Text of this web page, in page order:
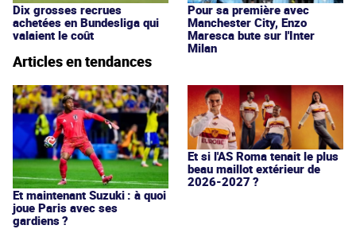
Dix grosses recrues
achetées en Bundesliga qui
valaient le coût
Pour sa première avec
Manchester City, Enzo
Maresca bute sur l'Inter
Milan
Articles en tendances
Et maintenant Suzuki : à quoi
joue Paris avec ses
gardiens ?
Et si l'AS Roma tenait le plus
beau maillot extérieur de
2026-2027 ?